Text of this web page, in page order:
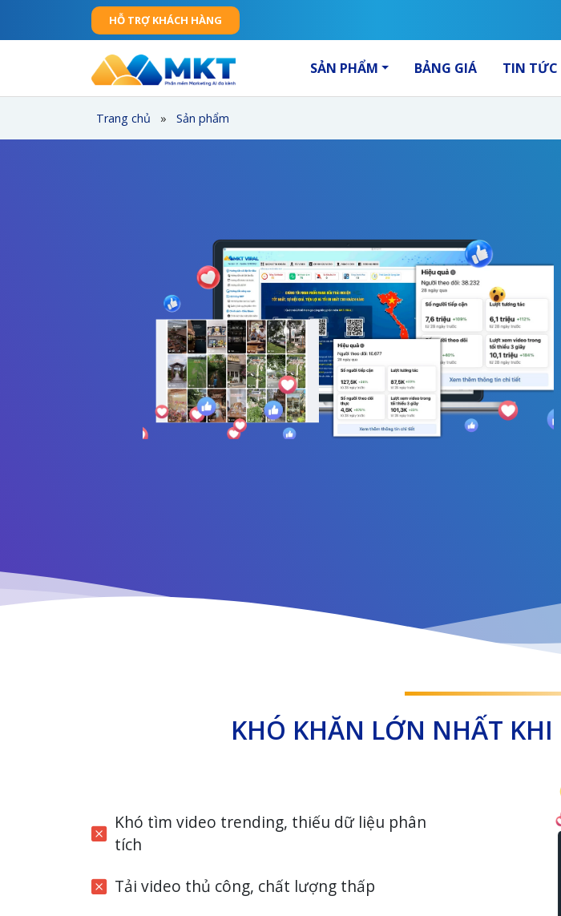
HỖ TRỢ KHÁCH HÀNG
SẢN PHẨM BẢNG GIÁ TIN TỨC
Trang chủ » Sản phẩm
KHÓ KHĂN LỚN NHẤT KHI
Khó tìm video trending, thiếu dữ liệu phân
tích
Tải video thủ công, chất lượng thấp